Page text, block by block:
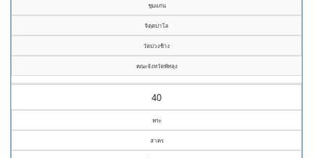
ชุมแก่น
จิตฺตปาโล
วัดบ่วงช้าง
คณะจังหวัดพัทลุง
40
พระ
สาคร